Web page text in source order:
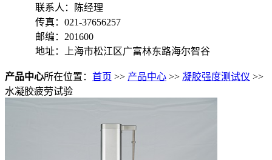
联系人：陈经理
传真：021-37656257
邮编：201600
地址：上海市松江区广富林东路海尔智谷
产品中心所在位置： 首页 >> 产品中心 >> 凝胶强度测试仪 >>
水凝胶疲劳试验